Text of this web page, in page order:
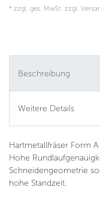
* zzgl. ges. MwSt. zzgl.
Beschreibung
Weitere Details
Hartmetallfräser Form
Hohe
Schneidengeometrie
hohe Standzeit.